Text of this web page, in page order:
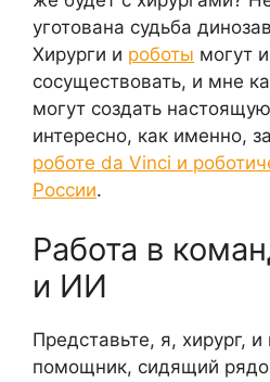
уготована судьба
Хирурги и роботы могут
сосуществовать, и мне
могут создать
интересно, как именно,
роботе da Vinci и
России.
Работа в
и ИИ
Представьте, я, хирург,
помощник, сидящий